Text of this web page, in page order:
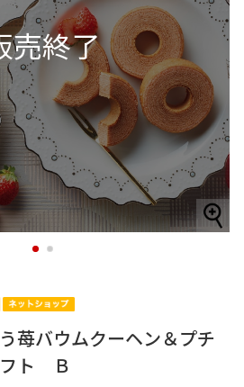
1 2
苺バウムクーヘン＆プチ
ト Ｂ